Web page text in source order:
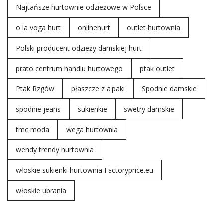
Najtańsze hurtownie odzieżowe w Polsce
o la voga hurt onlinehurt outlet hurtownia
Polski producent odzieży damskiej hurt
prato centrum handlu hurtowego ptak outlet
Ptak Rzgów płaszcze z alpaki Spodnie damskie
spodnie jeans sukienkie swetry damskie
tmc moda wega hurtownia
wendy trendy hurtownia
włoskie sukienki hurtownia Factoryprice.eu
włoskie ubrania